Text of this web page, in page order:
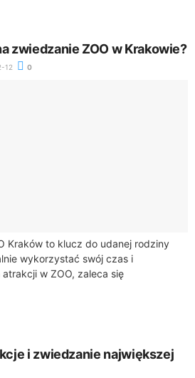
zwiedzanie ZOO w Krakowie?
12 0
Kraków to klucz do udanej rodziny
wykorzystać swój czas i
w ZOO, zaleca się
i zwiedzanie największej